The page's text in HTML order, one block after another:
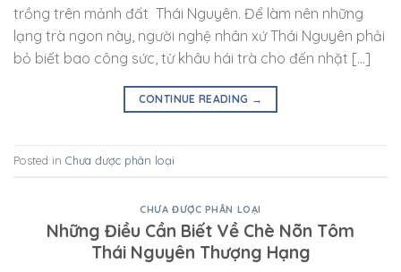
trồng trên mảnh đất Thái Nguyên. Để làm nên những
lạng trà ngon này, người nghệ nhân xứ Thái Nguyên phải
bỏ biết bao công sức, từ khâu hái trà cho đến nhặt […]
CONTINUE READING →
Posted in Chưa được phân loại
CHƯA ĐƯỢC PHÂN LOẠI
Những Điều Cần Biết Về Chè Nõn Tôm
Thái Nguyên Thượng Hạng